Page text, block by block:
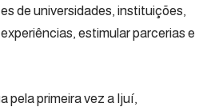
de universidades, instituições,
estimular parcerias e
pela primeira vez a Ijuí,